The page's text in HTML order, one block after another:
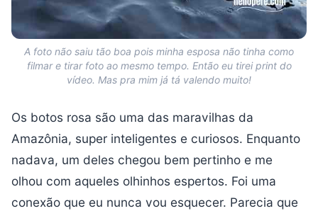
A foto não saiu tão boa pois minha esposa não tinha como
filmar e tirar foto ao mesmo tempo. Então eu tirei print do
vídeo. Mas pra mim já tá valendo muito!
Os botos rosa são uma das maravilhas da
Amazônia, super inteligentes e curiosos. Enquanto
nadava, um deles chegou bem pertinho e me
olhou com aqueles olhinhos espertos. Foi uma
conexão que eu nunca vou esquecer. Parecia que